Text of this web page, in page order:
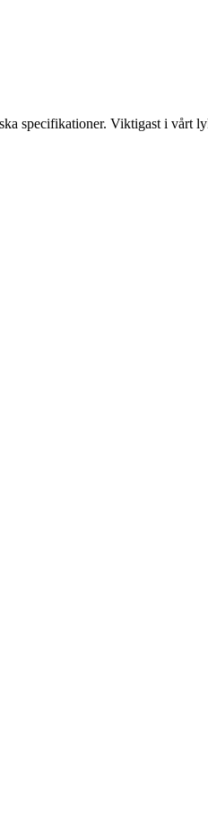
specifikationer. Viktigast i vårt